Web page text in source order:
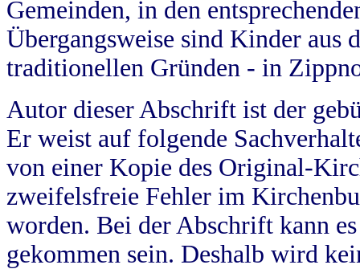
Gemeinden, in den
Übergangsweise sind Kinder aus
traditionellen Gründen - in
Autor dieser Abschrift ist der
Er weist auf folgende
von einer Kopie des Original-
zweifelsfreie Fehler im
worden. Bei der Abschrift kann
gekommen sein. Deshalb wird